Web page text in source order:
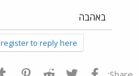
באהבה
to reply here.
פייסבוק Twitter
Reddit